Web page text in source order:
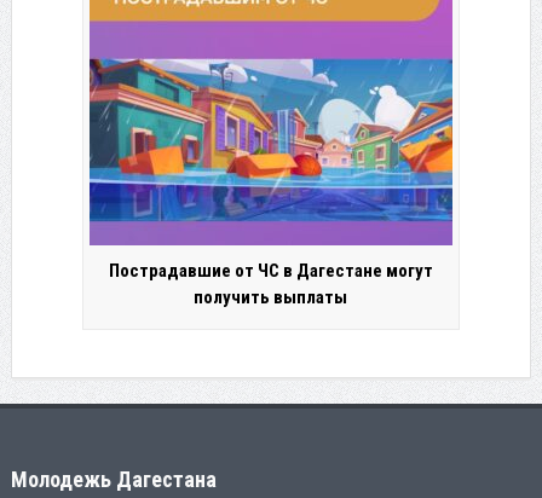
Пострадавшие от ЧС в Дагестане могут
получить выплаты
Молодежь Дагестана